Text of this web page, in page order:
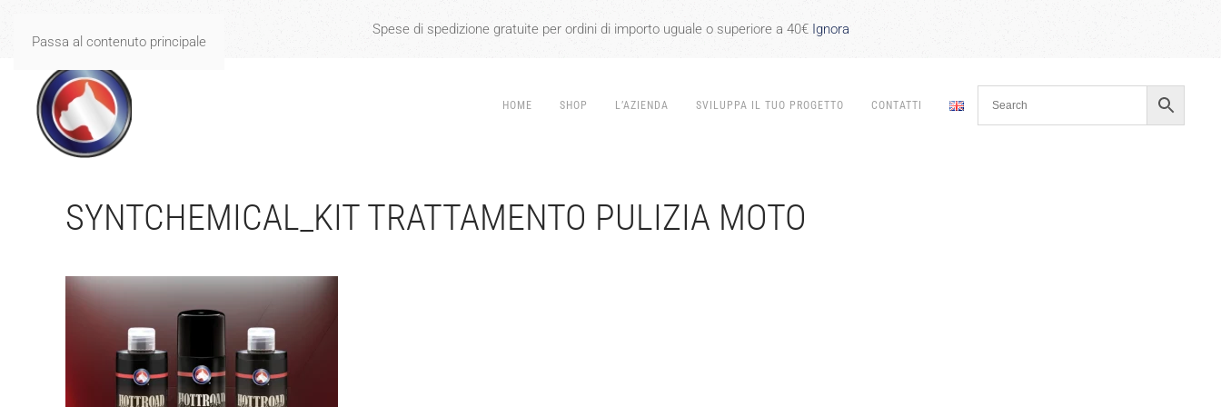
Spese di spedizione gratuite per ordini di importo uguale o superiore a 40€ Ignora
Passa al contenuto principale
HOME SHOP L’AZIENDA SVILUPPA IL TUO PROGETTO CONTATTI
SYNTCHEMICAL_KIT TRATTAMENTO PULIZIA MOTO